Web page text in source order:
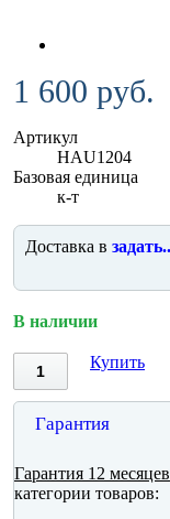
1 600 руб.
Артикул
HAU1204
Базовая единица
к-т
Доставка в
В наличии
Купить
Гарантия
Гарантия 12 месяцев
категории товаров: